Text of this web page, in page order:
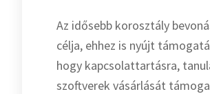
Az idősebb korosztály
célja, ehhez is nyújt
hogy kapcsolattartásra,
szoftverek vásárlását